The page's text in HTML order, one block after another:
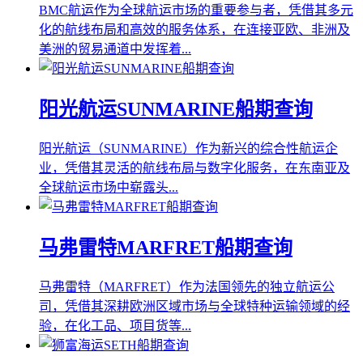
BMC航运作为全球航运市场的重要参与者，凭借其多元
化的航线布局和高效的服务体系，在连接亚欧、非洲及
美洲的贸易通道中发挥着...
阳光航运SUNMARINE船期查询
阳光航运（SUNMARINE）作为新兴的综合性航运企
业，凭借其灵活的航线布局与数字化服务，在东南亚及
全球航运市场中崭露头...
马弗雷特MARFRET船期查询
马弗雷特（MARFRET）作为法国领先的独立航运公
司，凭借其深耕欧洲区域市场与全球特种运输领域的经
验，在化工品、项目货等...